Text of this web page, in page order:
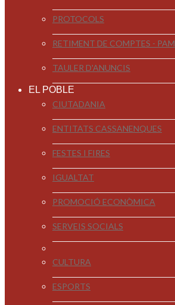
PROTOCOLS
RETIMENT DE COMPTES - PAM
TAULER D'ANUNCIS
EL POBLE
CIUTADANIA
ENTITATS CASSANENQUES
FESTES I FIRES
IGUALTAT
PROMOCIÓ ECONÒMICA
SERVEIS SOCIALS
CULTURA
ESPORTS